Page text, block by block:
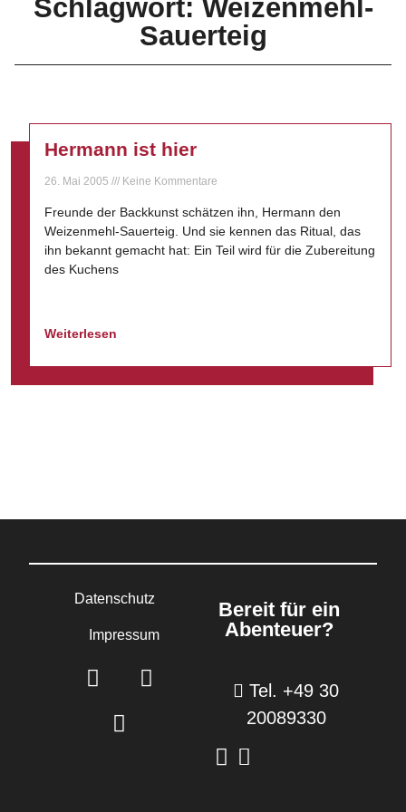
Schlagwort: Weizenmehl-
Sauerteig
Hermann ist hier
26. Mai 2005 Keine Kommentare
Freunde der Backkunst schätzen ihn, Hermann den
Weizenmehl-Sauerteig. Und sie kennen das Ritual, das
ihn bekannt gemacht hat: Ein Teil wird für die Zubereitung
des Kuchens
Weiterlesen
Datenschutz
Impressum
Bereit für ein
Abenteuer?
Tel. +49 30
20089330